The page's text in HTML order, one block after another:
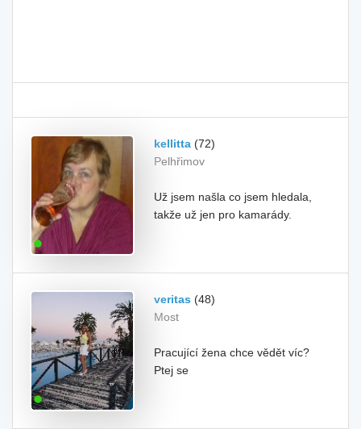
kellitta (72)
Pelhřimov
Už jsem našla co jsem hledala,
takže už jen pro kamarády.
veritas (48)
Most
Pracující žena chce vědět víc?
Ptej se